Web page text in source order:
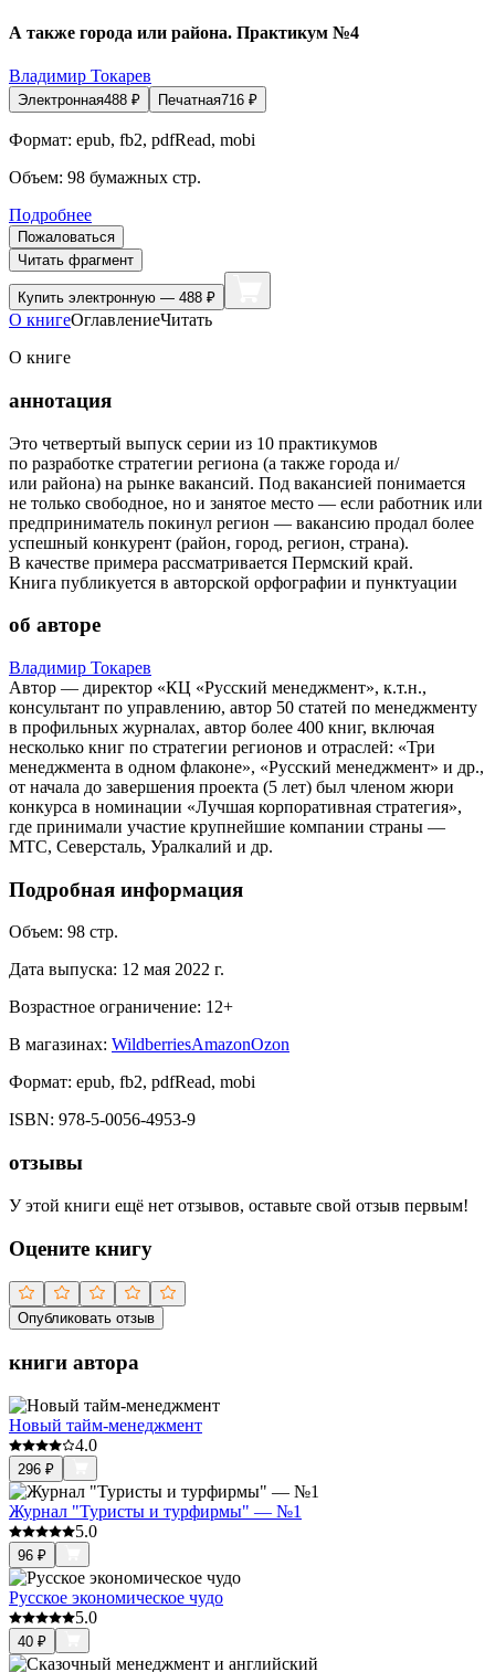
А также города или района. Практикум №4
Владимир Токарев
Электронная488 ₽ Печатная716 ₽
Формат: epub, fb2, pdfRead, mobi
Объем: 98 бумажных стр.
Подробнее
Пожаловаться
Читать фрагмент
Купить электронную — 488 ₽
О книгеОглавлениеЧитать
О книге
аннотация
Это четвертый выпуск серии из 10 практикумов
по разработке стратегии региона (а также города и/
или района) на рынке вакансий. Под вакансией понимается
не только свободное, но и занятое место — если работник или
предприниматель покинул регион — вакансию продал более
успешный конкурент (район, город, регион, страна).
В качестве примера рассматривается Пермский край.
Книга публикуется в авторской орфографии и пунктуации
об авторе
Владимир Токарев
Автор — директор «КЦ «Русский менеджмент», к.т.н.,
консультант по управлению, автор 50 статей по менеджменту
в профильных журналах, автор более 400 книг, включая
несколько книг по стратегии регионов и отраслей: «Три
менеджмента в одном флаконе», «Русский менеджмент» и др.,
от начала до завершения проекта (5 лет) был членом жюри
конкурса в номинации «Лучшая корпоративная стратегия»,
где принимали участие крупнейшие компании страны —
МТС, Северсталь, Уралкалий и др.
Подробная информация
Объем: 98 стр.
Дата выпуска: 12 мая 2022 г.
Возрастное ограничение: 12+
В магазинах: WildberriesAmazonOzon
Формат: epub, fb2, pdfRead, mobi
ISBN: 978-5-0056-4953-9
отзывы
У этой книги ещё нет отзывов, оставьте свой отзыв первым!
Оцените книгу
Опубликовать отзыв
книги автора
Новый тайм-менеджмент
4.0
296 ₽
Журнал "Туристы и турфирмы" — №1
5.0
96 ₽
Русское экономическое чудо
5.0
40 ₽